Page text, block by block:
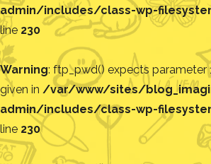
admin/includes/class-wp-
line 230
Warning: ftp_pwd() expects parameter
given in /var/www/sites/
admin/includes/class-wp-
line 230